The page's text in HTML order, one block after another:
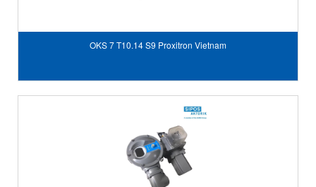
OKS 7 T10.14 S9 Proxitron Vietnam